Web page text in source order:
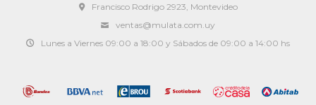
Francisco Rodrigo 2923, Montevideo
ventas@mulata.com.uy
Lunes a Viernes 09:00 a 18:00 y Sábados de 09:00 a 14:00 hs